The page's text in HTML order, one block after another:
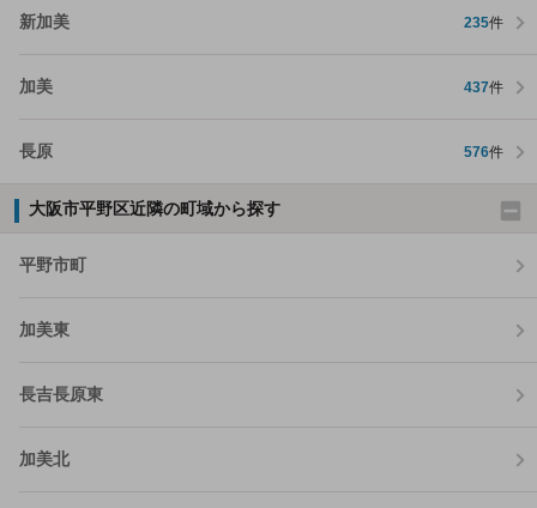
新加美 235件
加美 437件
長原 576件
大阪市平野区近隣の町域から探す
平野市町
加美東
長吉長原東
加美北